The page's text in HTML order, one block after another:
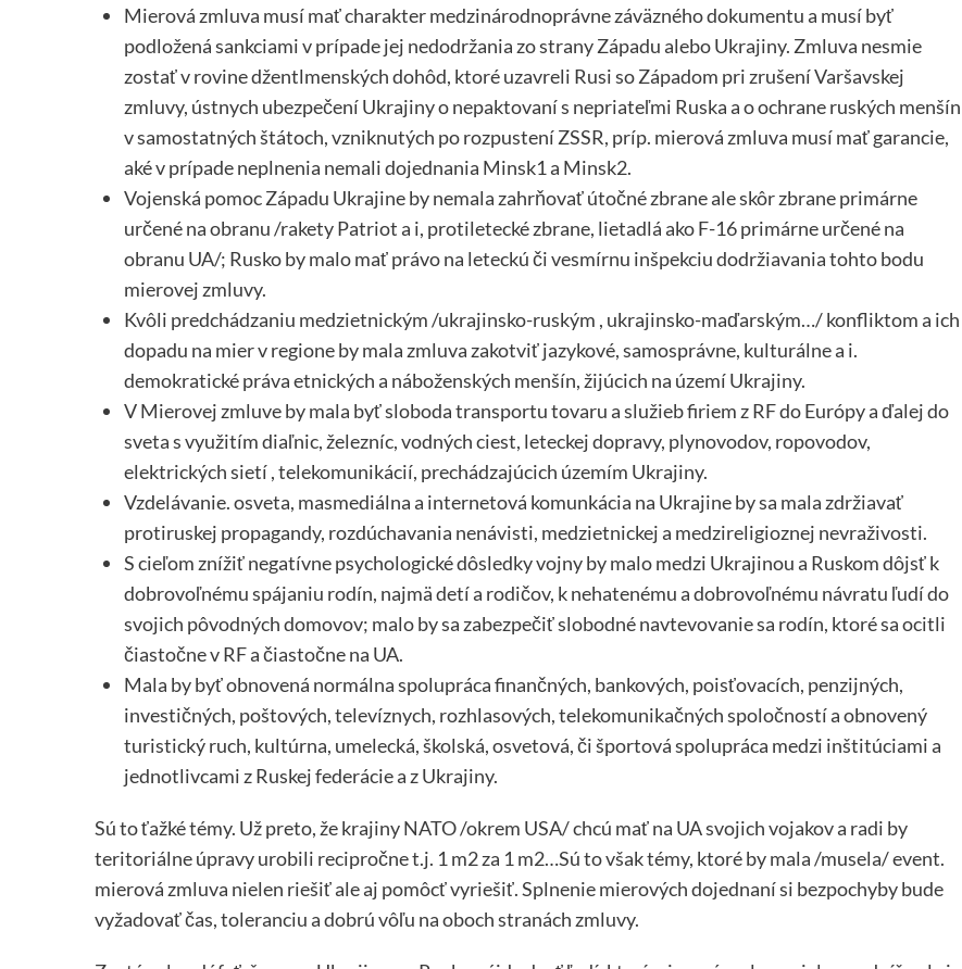
Mierová zmluva musí mať charakter medzinárodnoprávne záväzného dokumentu a musí byť
podložená sankciami v prípade jej nedodržania zo strany Západu alebo Ukrajiny. Zmluva nesmie
zostať v rovine džentlmenských dohôd, ktoré uzavreli Rusi so Západom pri zrušení Varšavskej
zmluvy, ústnych ubezpečení Ukrajiny o nepaktovaní s nepriateľmi Ruska a o ochrane ruských menšín
v samostatných štátoch, vzniknutých po rozpustení ZSSR, príp. mierová zmluva musí mať garancie,
aké v prípade neplnenia nemali dojednania Minsk1 a Minsk2.
Vojenská pomoc Západu Ukrajine by nemala zahrňovať útočné zbrane ale skôr zbrane primárne
určené na obranu /rakety Patriot a i, protiletecké zbrane, lietadlá ako F-16 primárne určené na
obranu UA/; Rusko by malo mať právo na leteckú či vesmírnu inšpekciu dodržiavania tohto bodu
mierovej zmluvy.
Kvôli predchádzaniu medzietnickým /ukrajinsko-ruským , ukrajinsko-maďarským…/ konfliktom a ich
dopadu na mier v regione by mala zmluva zakotviť jazykové, samosprávne, kulturálne a i.
demokratické práva etnických a náboženských menšín, žijúcich na území Ukrajiny.
V Mierovej zmluve by mala byť sloboda transportu tovaru a služieb firiem z RF do Európy a ďalej do
sveta s využitím diaľnic, železníc, vodných ciest, leteckej dopravy, plynovodov, ropovodov,
elektrických sietí , telekomunikácií, prechádzajúcich územím Ukrajiny.
Vzdelávanie. osveta, masmediálna a internetová komunkácia na Ukrajine by sa mala zdržiavať
protiruskej propagandy, rozdúchavania nenávisti, medzietnickej a medzireligioznej nevraživosti.
S cieľom znížiť negatívne psychologické dôsledky vojny by malo medzi Ukrajinou a Ruskom dôjsť k
dobrovoľnému spájaniu rodín, najmä detí a rodičov, k nehatenému a dobrovoľnému návratu ľudí do
svojich pôvodných domovov; malo by sa zabezpečiť slobodné navtevovanie sa rodín, ktoré sa ocitli
čiastočne v RF a čiastočne na UA.
Mala by byť obnovená normálna spolupráca finančných, bankových, poisťovacích, penzijných,
investičných, poštových, televíznych, rozhlasových, telekomunikačných spoločností a obnovený
turistický ruch, kultúrna, umelecká, školská, osvetová, či športová spolupráca medzi inštitúciami a
jednotlivcami z Ruskej federácie a z Ukrajiny.
Sú to ťažké témy. Už preto, že krajiny NATO /okrem USA/ chcú mať na UA svojich vojakov a radi by
teritoriálne úpravy urobili recipročne t.j. 1 m2 za 1 m2…Sú to však témy, ktoré by mala /musela/ event.
mierová zmluva nielen riešiť ale aj pomôcť vyriešiť. Splnenie mierových dojednaní si bezpochyby bude
vyžadovať čas, toleranciu a dobrú vôľu na oboch stranách zmluvy.